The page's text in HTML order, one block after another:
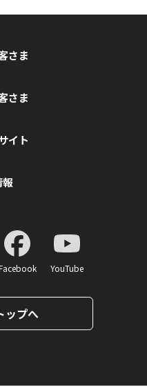
さま
さま
イト
YouTube
プへ